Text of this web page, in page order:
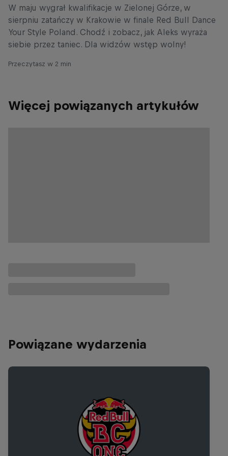
W maju wygrał kwalifikacje w Zielonej Górze, w
sierpniu zatańczy w Krakowie w finale Red Bull Dance
Your Style Poland. Chodź i zobacz, jak Aleks wyraża
siebie przez taniec. Dla widzów wstęp wolny!
Przeczytasz w 2 min
Więcej powiązanych artykułów
Powiązane wydarzenia